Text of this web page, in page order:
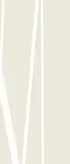
única
xarxa de